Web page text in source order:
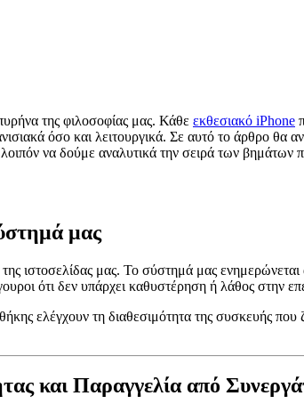
της φιλοσοφίας μας. Κάθε εκθεσιακό iPhone
όσο και λειτουργικά. Σε αυτό το άρθρο
να δούμε αναλυτικά την σειρά των βημάτων
μας
ιστοσελίδας μας. Το σύστημά μας
ότι δεν υπάρχει καθυστέρηση ή λάθος στην
ελέγχουν τη διαθεσιμότητα της συσκευής
και Παραγγελία από